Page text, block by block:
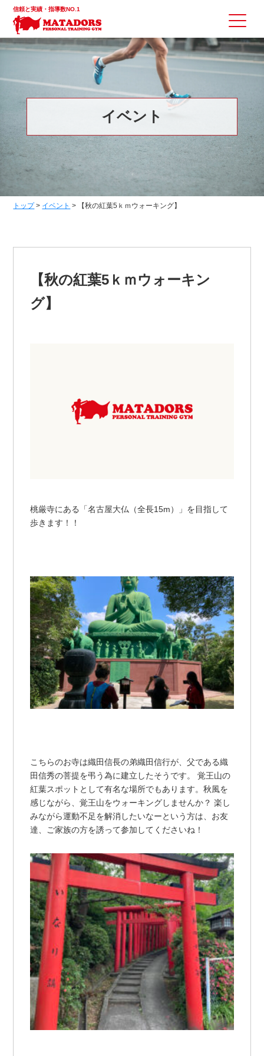
信頼と実績・指導数NO.1
イベント
トップ> イベント > 【秋の紅葉5ｋｍウォーキング】
【秋の紅葉5ｋｍウォーキン
グ】
桃厳寺にある「名古屋大仏（全長15m）」を目指して
歩きます！！
こちらのお寺は織田信長の弟織田信行が、父である織
田信秀の菩提を弔う為に建立したそうです。 覚王山の
紅葉スポットとして有名な場所でもあります。秋風を
感じながら、覚王山をウォーキングしませんか？ 楽し
みながら運動不足を解消したいなーという方は、お友
達、ご家族の方を誘って参加してくださいね！